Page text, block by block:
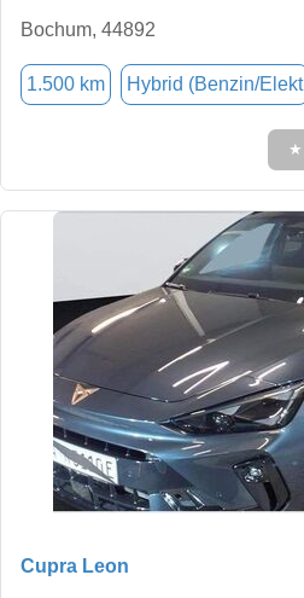
Bochum, 44892
1.500 km Hybrid (Benzin/Elekt
★
Cupra Leon